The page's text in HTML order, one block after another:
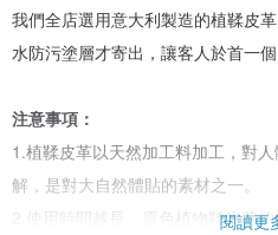
我們全店選用意大利製造的植鞣皮
水防污塗層才寄出，讓客人於首一個
注意事項：
1.植鞣皮革以天然加工料加工，對
解，是對大自然體貼的素材之一。
2.使用時間越長，原色植物鞣牛革
閱讀更